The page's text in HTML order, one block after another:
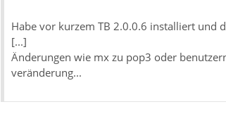
Habe vor kurzem TB 2.0.0.6 installiert und
[...]
Änderungen wie mx zu pop3 oder
veränderung...